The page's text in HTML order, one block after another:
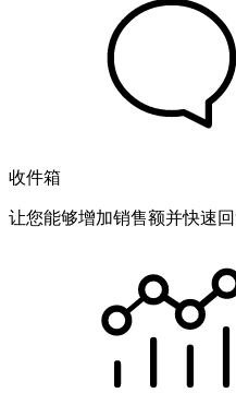
收件箱
让您能够增加销售额并快速